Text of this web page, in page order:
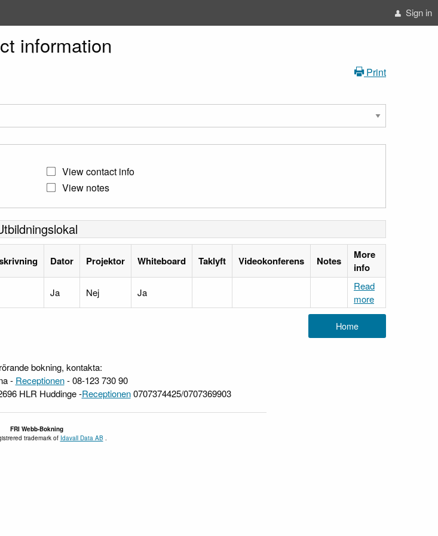
Sign in
information
Print
View contact info
View notes
Dator Projektor Whiteboard Taklyft Videokonferens Notes
More
info
Ja Nej Ja
Read
more
bokning, kontakta:
- Receptionen- 08-123 730 90
HLR Huddinge -Receptionen0707374425/0707369903
FRI Webb-Bokning
trademark of Idavall Data AB .